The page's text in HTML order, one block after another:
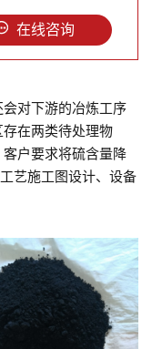
在线咨询
对下游的冶炼工序
在两类待处理物
户要求将硫含量降
艺施工图设计、设备